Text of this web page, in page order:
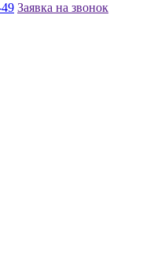
Заявка на звонок